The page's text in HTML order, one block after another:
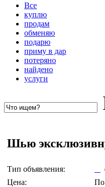
Все
куплю
продам
обменяю
подарю
приму в дар
потеряно
найдено
услуги
Шью
Тип объявления:
Цена:
По